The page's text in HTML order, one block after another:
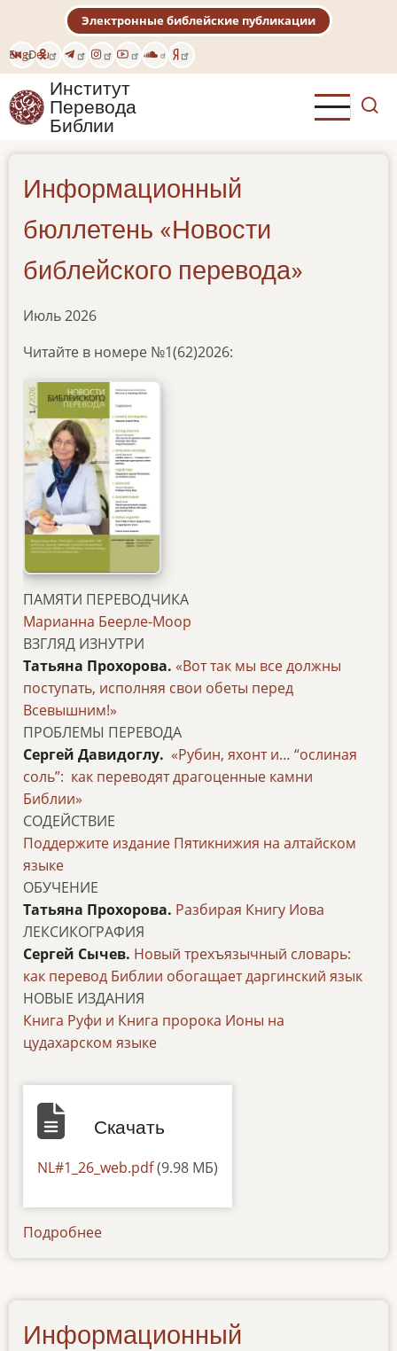
основному
содержанию
EngDeu
Электронные библейские публикации
Институт
Перевода
Библии
Информационный
бюллетень «Новости
библейского перевода»
Июль 2026
Читайте в номере №1(62)2026:
ПАМЯТИ ПЕРЕВОДЧИКА
Марианна Беерле-Моор
ВЗГЛЯД ИЗНУТРИ
Татьяна Прохорова. «Вот так мы все должны
поступать, исполняя свои обеты перед
Всевышним!»
ПРОБЛЕМЫ ПЕРЕВОДА
Сергей Давидоглу. «Рубин, яхонт и… “ослиная
соль”: как переводят драгоценные камни
Библии»
СОДЕЙСТВИЕ
Поддержите издание Пятикнижия на алтайском
языке
ОБУЧЕНИЕ
Татьяна Прохорова. Разбирая Книгу Иова
ЛЕКСИКОГРАФИЯ
Сергей Сычев. Новый трехъязычный словарь:
как перевод Библии обогащает даргинский язык
НОВЫЕ ИЗДАНИЯ
Книга Руфи и Книга пророка Ионы на
цудахарском языке
Скачать
Default
NL#1_26_web.pdf(9.98 МБ)
Подробнее
1-
Информационный